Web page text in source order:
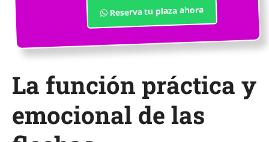
Reserva tu plaza ahora
La función práctica y
emocional de las